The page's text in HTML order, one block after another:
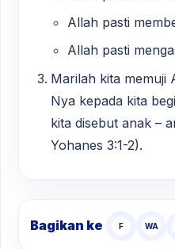
Allah pasti
Allah pasti
Marilah kita memuji
Nya kepada kita
kita disebut anak –
Yohanes 3:1-2).
Bagikan ke F WA